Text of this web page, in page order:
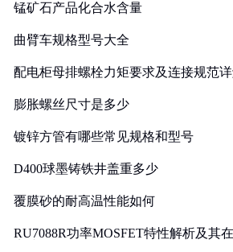
锰矿石产品化合水含量
曲臂车规格型号大全
配电柜母排螺栓力矩要求及连接规范
膨胀螺丝尺寸是多少
镀锌方管有哪些常见规格和型号
D400球墨铸铁井盖重多少
覆膜砂的耐高温性能如何
RU7088R功率MOSFET特性解析及其